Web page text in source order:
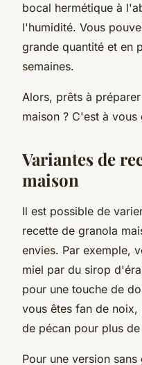
bocal hermétique à
l'humidité. Vous
grande quantité et en
semaines.
Alors, prêts à
maison ? C'est à vous
Variantes de
maison
Il est possible de
recette de granola
envies. Par exemple,
miel par du sirop
pour une touche de
vous êtes fan de noix,
de pécan pour plus
Pour une version